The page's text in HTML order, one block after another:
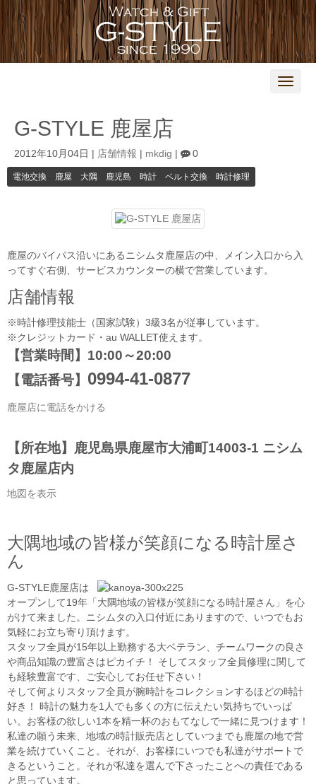
N
G-STYLE 鹿屋店
2012年10月04日 | 店舗情報 | mkdig | 0
電池交換 鹿屋 大隅 鹿児島 時計 ベルト交換 時計修理
鹿屋のバイパス沿いにあるニシムタ鹿屋店の中、メイン入口から入
ってすぐ右側、サービスカウンターの横で営業しています。
店舗情報
※時計修理技能士（国家試験）3級3名が従事しています。
※クレジットカード・au WALLET使えます。
【営業時間】10:00～20:00
【電話番号】 0994-41-0877
鹿屋店に電話をかける
【所在地】鹿児島県鹿屋市大浦町14003-1 ニシム
タ鹿屋店内
地図を表示
大隅地域の皆様が笑顔になる時計屋さ
ん
G-STYLE鹿屋店は
オープンして19年「大隅地域の皆様が笑顔になる時計屋さん」を心
がけて来ました。ニシムタの入口付近にありますので、いつでもお
気軽にお立ち寄り頂けます。
スタッフ全員が15年以上勤務する大ベテラン、チームワークの良さ
や商品知識の豊富さはピカイチ！ そしてスタッフ全員修理に関して
も経験豊富です、ご安心してお任せ下さい！
そして何よりスタッフ全員が腕時計をコレクションするほどの時計
好き！ 時計の魅力を1人でも多くの方に伝えたい気持ちでいっぱ
い。お客様の欲しい1本を精一杯のおもてなしで一緒に見つけます！
私達の願う未来、地域の時計販売店としていつまでも鹿屋の地で営
業を続けていくこと。それが、お客様にいつでも私達がサポートで
きるということ。それが私達を選んで下さったことへの責任である
と思っています。